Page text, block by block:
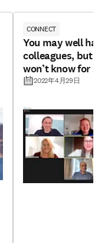
CONNECT
You may well
colleagues, but
won’t know for
2022年4月29日